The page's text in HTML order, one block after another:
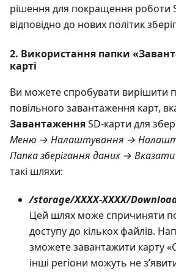
рішення для покращення роботи
відповідно до нових політик
2. Використання папки
карті
Ви можете спробувати вирішити
повільного завантаження карт,
ЗавантаженняSD-карти для
Меню → Налаштування →
Папка зберігання даних → Вказати
такі шляхи:
/storage/XXXX-XXXX/
Цей шлях може спричиняти
доступу до кількох файлів.
зможете завантажити карту
інші регіони можуть не